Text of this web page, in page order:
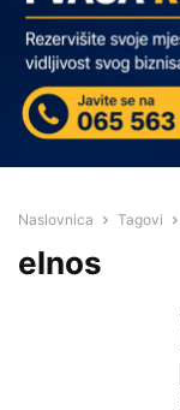
Naslovnica Tagovi
elnos